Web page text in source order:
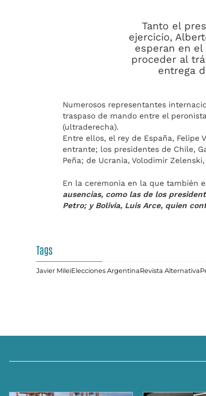
Tanto el
ejercicio,
esperan en
proceder al
entrega
Numerosos representantes
traspaso de mando entre el
(ultraderecha).
Entre ellos, el rey de España, Felipe
entrante; los presidentes de Chile,
Peña; de Ucrania, Volodimir
En la ceremonia en la que también
ausencias, como las de los
Petro; y Bolivia, Luis Arce, quien
Tags
Javier MileiElecciones ArgentinaRevista Alternativa